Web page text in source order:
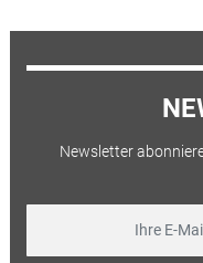
Newsletter